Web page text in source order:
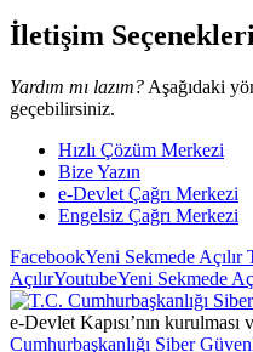
İletişim Seçenekleri
Yardım mı lazım? Aşağıdaki
geçebilirsiniz.
Hızlı Çözüm Merkezi
Bize Yazın
e-Devlet Çağrı Merkezi
Engelsiz Çağrı Merkezi
FacebookYeni Sekmede Açılır
AçılırYoutubeYeni Sekmede
e-Devlet Kapısı’nın
Cumhurbaşkanlığı Siber